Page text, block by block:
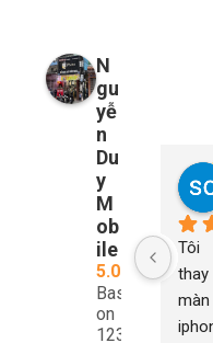
N
gu
yễ
n
Du
y
M
ob
ile
5.0
Based
on
1232
Tôi
thay
màn